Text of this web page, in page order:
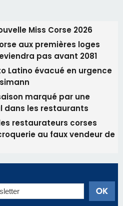
Miss Corse 2026
aux premières loges
pas avant 2081
Latino évacué en urgence
marqué par une
dans les restaurants
restaurateurs corses
au faux vendeur de